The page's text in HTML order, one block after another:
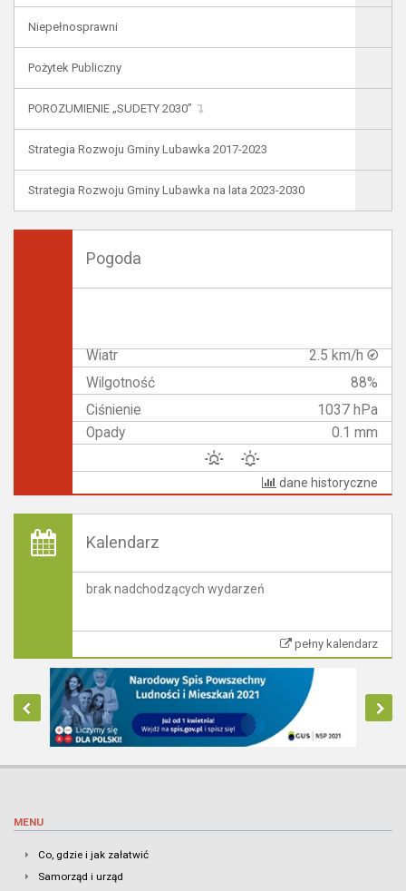
Niepełnosprawni
Pożytek Publiczny
POROZUMIENIE „SUDETY 2030”
Strategia Rozwoju Gminy Lubawka 2017-2023
Strategia Rozwoju Gminy Lubawka na lata 2023-2030
Pogoda
Wiatr
2.5 km/h
Wilgotność
88%
Ciśnienie
1037 hPa
Opady
0.1 mm
dane historyczne
Kalendarz
brak nadchodzących wydarzeń
pełny kalendarz
MENU
Co, gdzie i jak załatwić
Samorząd i urząd